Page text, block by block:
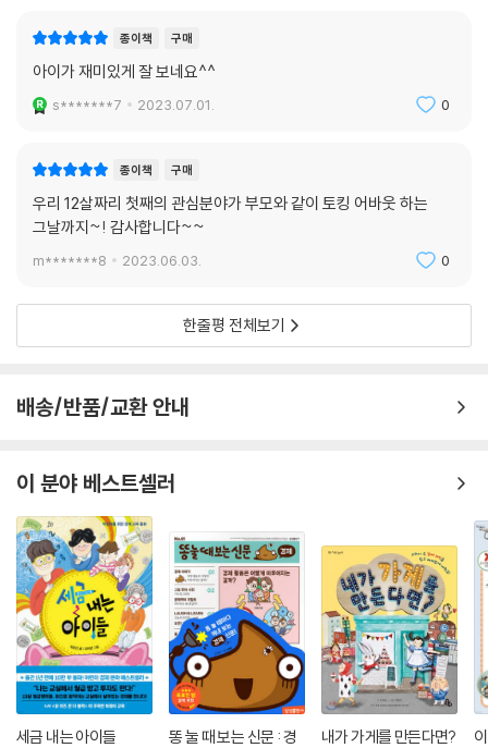
종이책 구매
아이가 재미있게 잘 보네요^^
s*******7 2023.07.01. 0
종이책 구매
우리 12살짜리 첫째의 관심분야가 부모와 같이 토킹 어바웃 하는
그날까지~! 감사합니다~~
m*******8 2023.06.03. 0
한줄평 전체보기
배송/반품/교환 안내
이 분야 베스트셀러
세금 내는 아이들
똥 눌 때 보는 신문 : 경
내가 가게를 만든다면?